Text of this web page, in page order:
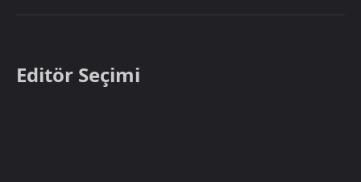
Editör Seçimi